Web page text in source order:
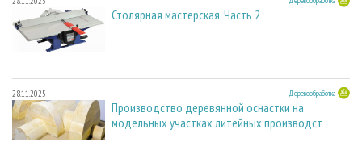
Столярная мастерская. Часть 2
28.11.2025 Деревообработка
Производство деревянной оснастки на
модельных участках литейных производст